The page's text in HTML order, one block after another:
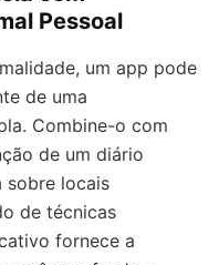
Pessoal
um app pode
de uma
Combine-o com
de um diário
sobre locais
de técnicas
fornece a